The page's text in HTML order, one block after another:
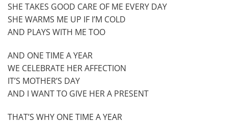
SHE TAKES GOOD CARE OF ME EVERY DAY
SHE WARMS ME UP IF I’M COLD
AND PLAYS WITH ME TOO
AND ONE TIME A YEAR
WE CELEBRATE HER AFFECTION
IT’S MOTHER’S DAY
AND I WANT TO GIVE HER A PRESENT
THAT’S WHY ONE TIME A YEAR